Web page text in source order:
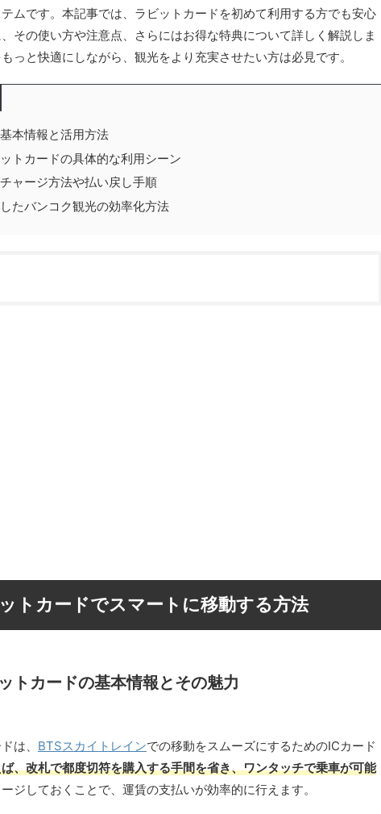
ムです。本記事では、ラビットカードを初めて利用する方でも安心
その使い方や注意点、さらにはお得な特典について詳しく解説しま
っと快適にしながら、観光をより充実させたい方は必見です。
本情報と活用方法
トカードの具体的な利用シーン
ャージ方法や払い戻し手順
たバンコク観光の効率化方法
トカードでスマートに移動する方法
トカードの基本情報とその魅力
は、 BTSスカイトレインでの移動をスムーズにするためのICカード
、改札で都度切符を購入する手間を省き、ワンタッチで乗車が可能
ジしておくことで、運賃の支払いが効率的に行えます。